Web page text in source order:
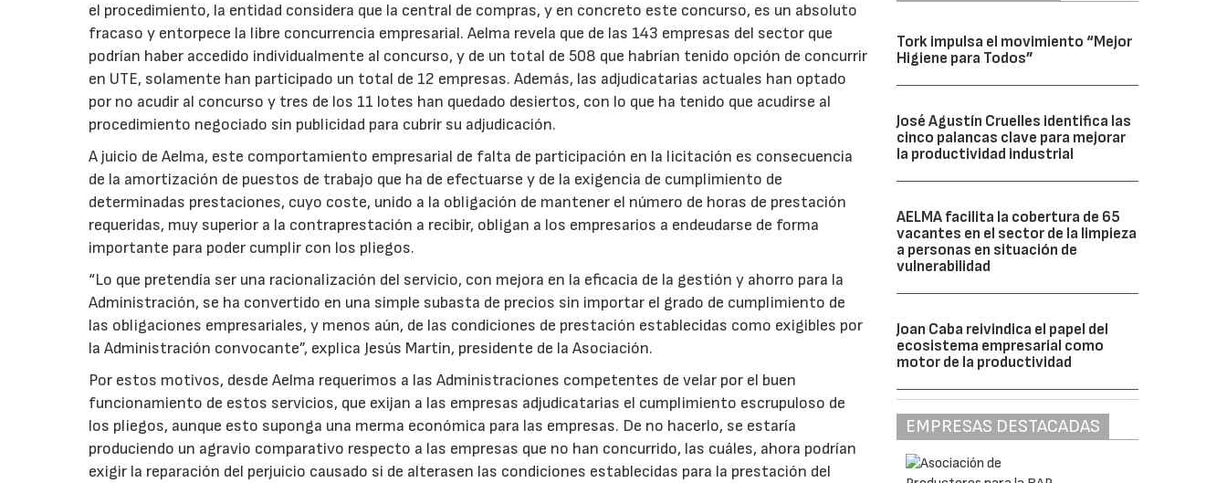
el procedimiento, la entidad considera que la central de compras, y en concreto este concurso, es un absoluto
fracaso y entorpece la libre concurrencia empresarial. Aelma revela que de las 143 empresas del sector que
podrían haber accedido individualmente al concurso, y de un total de 508 que habrían tenido opción de concurrir
en UTE, solamente han participado un total de 12 empresas. Además, las adjudicatarias actuales han optado
por no acudir al concurso y tres de los 11 lotes han quedado desiertos, con lo que ha tenido que acudirse al
procedimiento negociado sin publicidad para cubrir su adjudicación.
A juicio de Aelma, este comportamiento empresarial de falta de participación en la licitación es consecuencia
de la amortización de puestos de trabajo que ha de efectuarse y de la exigencia de cumplimiento de
determinadas prestaciones, cuyo coste, unido a la obligación de mantener el número de horas de prestación
requeridas, muy superior a la contraprestación a recibir, obligan a los empresarios a endeudarse de forma
importante para poder cumplir con los pliegos.
“Lo que pretendía ser una racionalización del servicio, con mejora en la eficacia de la gestión y ahorro para la
Administración, se ha convertido en una simple subasta de precios sin importar el grado de cumplimiento de
las obligaciones empresariales, y menos aún, de las condiciones de prestación establecidas como exigibles por
la Administración convocante”, explica Jesús Martín, presidente de la Asociación.
Por estos motivos, desde Aelma requerimos a las Administraciones competentes de velar por el buen
funcionamiento de estos servicios, que exijan a las empresas adjudicatarias el cumplimiento escrupuloso de
los pliegos, aunque esto suponga una merma económica para las empresas. De no hacerlo, se estaría
produciendo un agravio comparativo respecto a las empresas que no han concurrido, las cuáles, ahora podrían
exigir la reparación del perjuicio causado si de alterasen las condiciones establecidas para la prestación del
Tork impulsa el movimiento “Mejor
Higiene para Todos”
José Agustín Cruelles identifica las
cinco palancas clave para mejorar
la productividad industrial
AELMA facilita la cobertura de 65
vacantes en el sector de la limpieza
a personas en situación de
vulnerabilidad
Joan Caba reivindica el papel del
ecosistema empresarial como
motor de la productividad
EMPRESAS DESTACADAS